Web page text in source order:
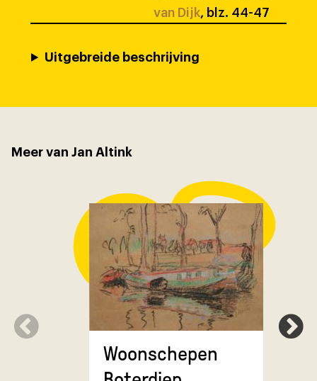
van Dijk, blz. 44-47
Uitgebreide beschrijving
Meer van Jan Altink
Woonschepen